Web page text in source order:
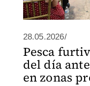
28.05.2026/
Pesca
del día
en zonas